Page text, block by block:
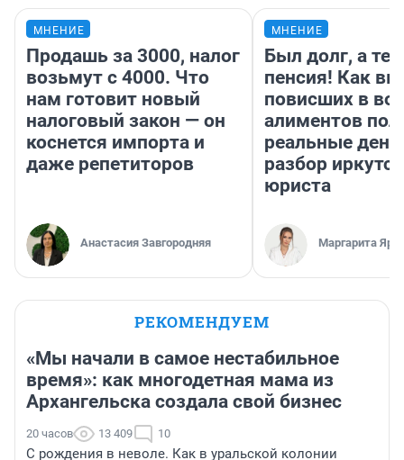
МНЕНИЕ
Продашь за 3000, налог
возьмут с 4000. Что
нам готовит новый
налоговый закон — он
коснется импорта и
даже репетиторов
Анастасия Завгородняя
МНЕНИЕ
Был долг, а
пенсия! Как
повисших в
алиментов
реальные
разбор
юриста
Маргарита
РЕКОМЕНДУЕМ
«Мы начали в самое нестабильное
время»: как многодетная мама из
Архангельска создала свой бизнес
20 часов 13 409 10
С рождения в неволе. Как в уральской колонии